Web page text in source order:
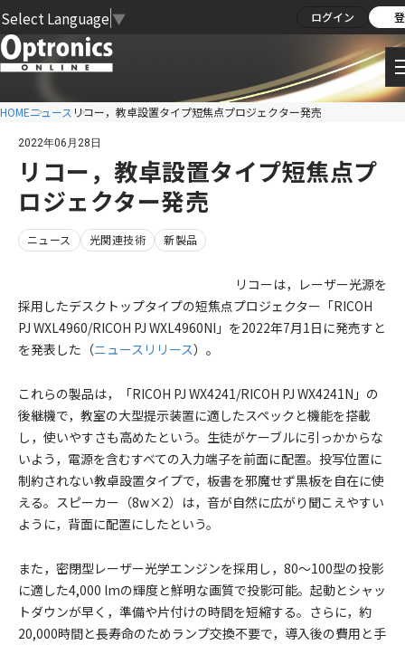
Select Language ▼ ログイン
HOMEニュース リコー，教卓設置タイプ短焦点プロジェクター発売
2022年06月28日
リコー，教卓設置タイプ短焦点プ
ロジェクター発売
ニュース 光関連技術 新製品
リコーは，レーザー光源を
採用したデスクトップタイプの短焦点プロジェクター「RICOH
PJ WXL4960/RICOH PJ WXL4960NI」を2022年7月1日に発売すと
を発表した（ニュースリリース）。
これらの製品は，「RICOH PJ WX4241/RICOH PJ WX4241N」の
後継機で，教室の大型提示装置に適したスペックと機能を搭載
し，使いやすさも高めたという。生徒がケーブルに引っかからな
いよう，電源を含むすべての入力端子を前面に配置。投写位置に
制約されない教卓設置タイプで，板書を邪魔せず黒板を自在に使
える。スピーカー（8w×2）は，音が自然に広がり聞こえやすい
ように，背面に配置にしたという。
また，密閉型レーザー光学エンジンを採用し，80～100型の投影
に適した4,000 lmの輝度と鮮明な画質で投影可能。起動とシャッ
トダウンが早く，準備や片付けの時間を短縮する。さらに，約
20,000時間と長寿命のためランプ交換不要で，導入後の費用と手